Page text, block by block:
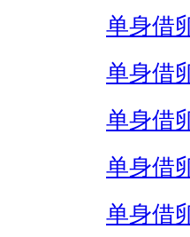
单身借
单身借
单身借
单身借
单身借